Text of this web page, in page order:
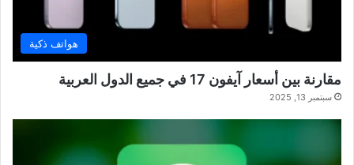
هواتف ذكية
مقارنة بين أسعار آيفون 17 في جميع الدول العربية
سبتمبر 13, 2025